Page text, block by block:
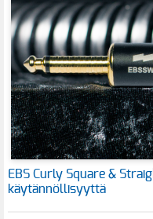
EBS Curly Square &
käytännöllisyyttä